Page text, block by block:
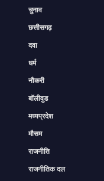
चुनाव
छत्तीसगढ़
दवा
धर्म
नौकरी
बॉलीवुड
मध्यप्रदेश
मौसम
राजनीति
राजनीतिक दल